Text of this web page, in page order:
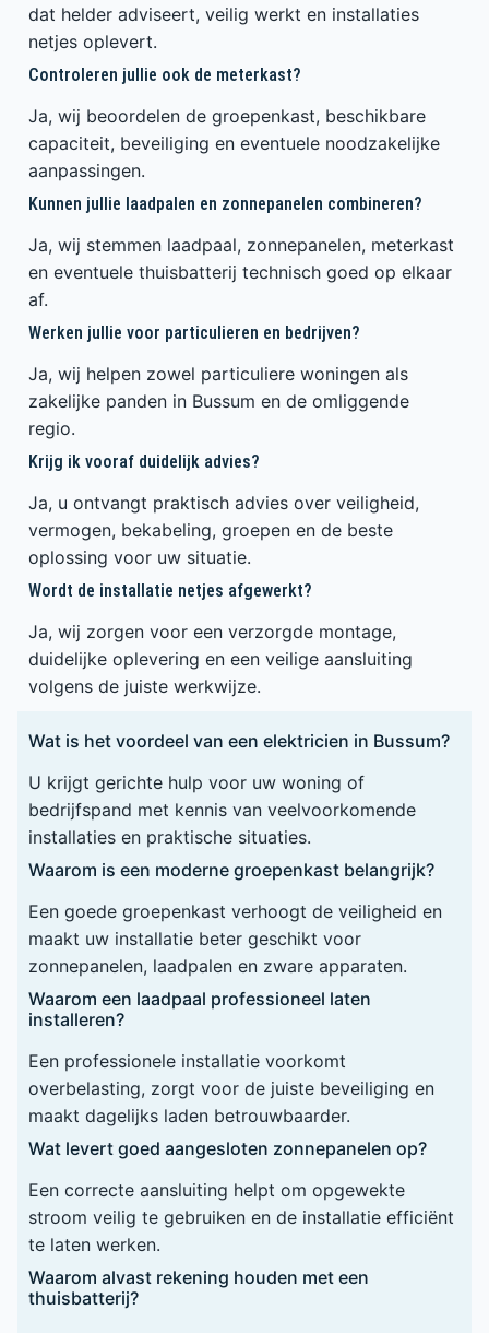
dat helder adviseert, veilig werkt en installaties
netjes oplevert.
Controleren jullie ook de meterkast?
Ja, wij beoordelen de groepenkast, beschikbare
capaciteit, beveiliging en eventuele noodzakelijke
aanpassingen.
Kunnen jullie laadpalen en zonnepanelen combineren?
Ja, wij stemmen laadpaal, zonnepanelen, meterkast
en eventuele thuisbatterij technisch goed op elkaar
af.
Werken jullie voor particulieren en bedrijven?
Ja, wij helpen zowel particuliere woningen als
zakelijke panden in Bussum en de omliggende
regio.
Krijg ik vooraf duidelijk advies?
Ja, u ontvangt praktisch advies over veiligheid,
vermogen, bekabeling, groepen en de beste
oplossing voor uw situatie.
Wordt de installatie netjes afgewerkt?
Ja, wij zorgen voor een verzorgde montage,
duidelijke oplevering en een veilige aansluiting
volgens de juiste werkwijze.
Wat is het voordeel van een elektricien in Bussum?
U krijgt gerichte hulp voor uw woning of
bedrijfspand met kennis van veelvoorkomende
installaties en praktische situaties.
Waarom is een moderne groepenkast belangrijk?
Een goede groepenkast verhoogt de veiligheid en
maakt uw installatie beter geschikt voor
zonnepanelen, laadpalen en zware apparaten.
Waarom een laadpaal professioneel laten
installeren?
Een professionele installatie voorkomt
overbelasting, zorgt voor de juiste beveiliging en
maakt dagelijks laden betrouwbaarder.
Wat levert goed aangesloten zonnepanelen op?
Een correcte aansluiting helpt om opgewekte
stroom veilig te gebruiken en de installatie efficiënt
te laten werken.
Waarom alvast rekening houden met een
thuisbatterij?